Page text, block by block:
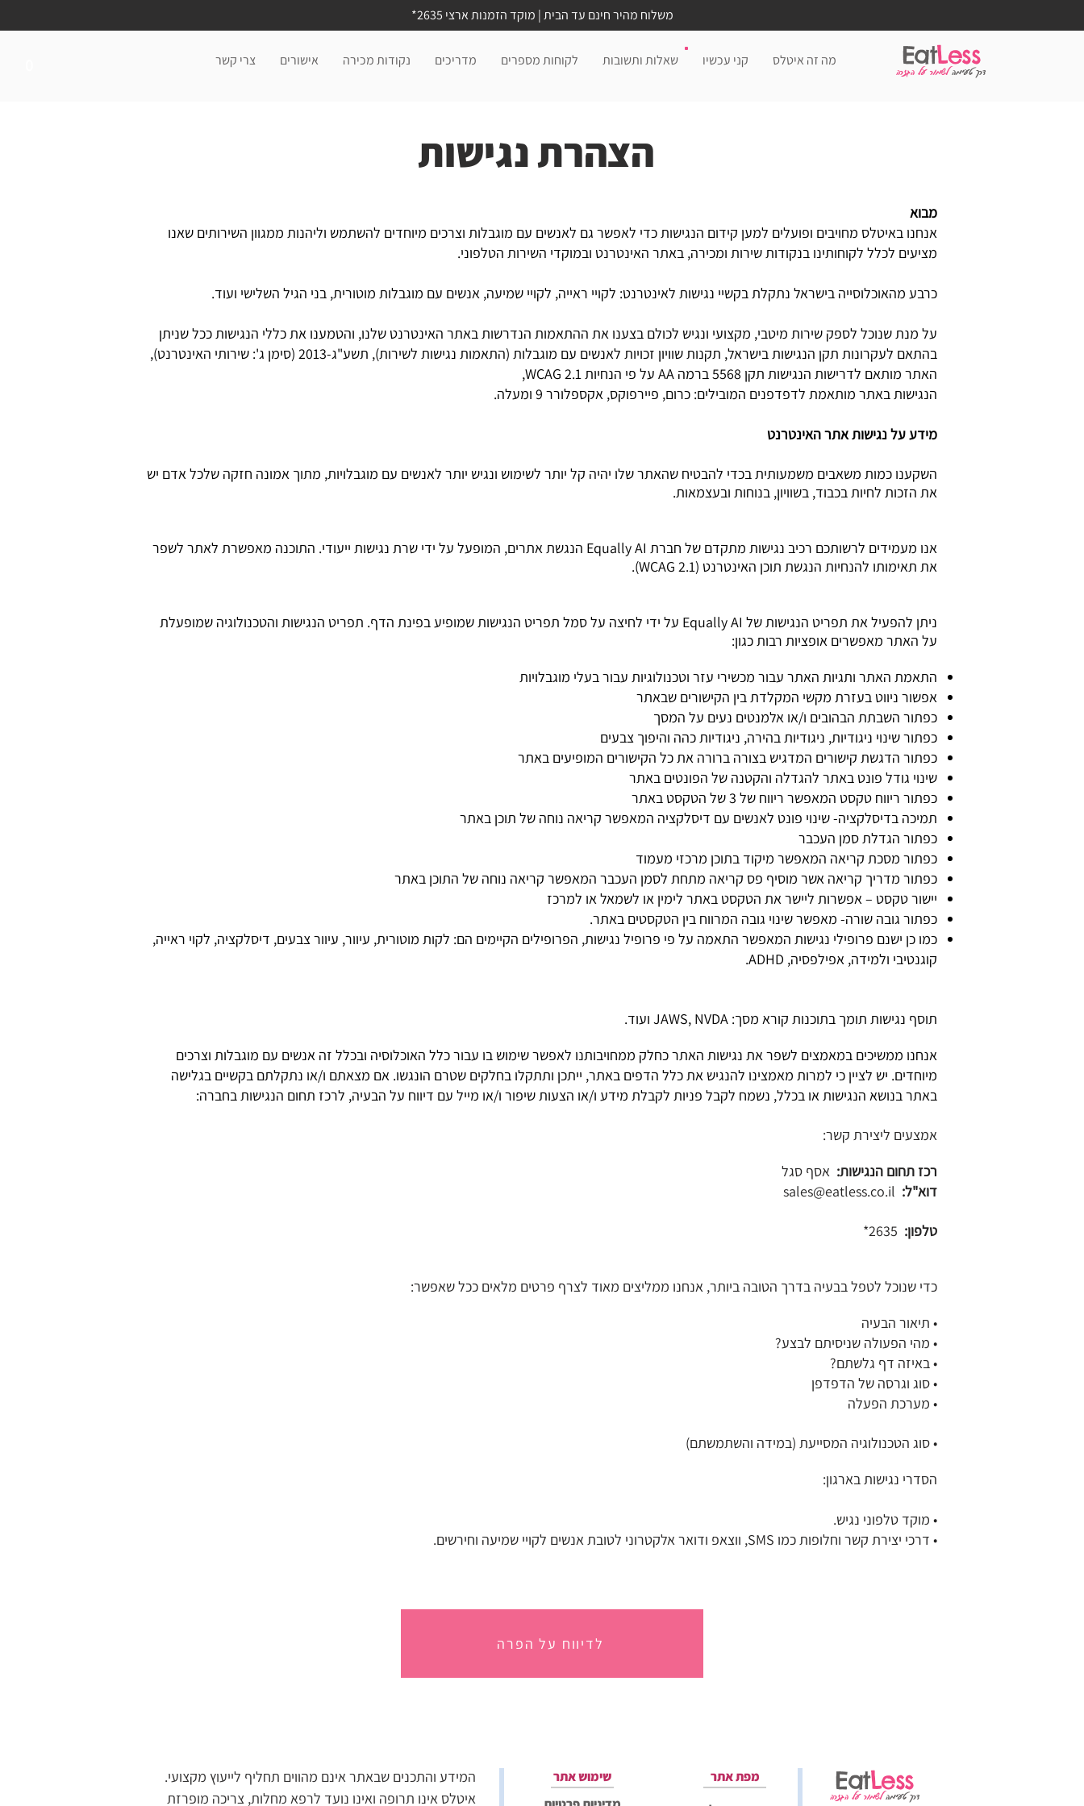
משלוח מהיר חינם עד הבית | מוקד הזמנות ארצי 2635*
מה זה איטלס קני עכשיו שאלות ותשובות לקוחות מספרים מדריכים נקודות מכירה אישורים צרי קשר
דרך טעימהלשמור על הגזרה
EatLess
הצהרת נגישות
מבוא
אנחנו באיטלס מחויבים ופועלים למען קידום הנגישות כדי לאפשר גם לאנשים עם מוגבלות וצרכים מיוחדים להשתמש וליהנות ממגוון השירותים שאנו
מציעים לכלל לקוחותינו בנקודות שירות ומכירה, באתר האינטרנט ובמוקדי השירות הטלפוני.
כרבע מהאוכלוסייה בישראל נתקלת בקשיי נגישות לאינטרנט: לקויי ראייה, לקויי שמיעה, אנשים עם מוגבלות מוטורית, בני הגיל השלישי ועוד.
על מנת שנוכל לספק שירות מיטבי, מקצועי ונגיש לכולם בצענו את ההתאמות הנדרשות באתר האינטרנט שלנו, והטמענו את כללי הנגישות ככל שניתן
בהתאם לעקרונות תקן הנגישות בישראל, תקנות שוויון זכויות לאנשים עם מוגבלות (התאמות נגישות לשירות), תשע"ג-2013 (סימן ג': שירותי האינטרנט),
האתר מותאם לדרישות הנגישות תקן 5568 ברמה AA על פי הנחיות WCAG 2.1,
הנגישות באתר מותאמת לדפדפנים המובילים: כרום, פיירפוקס, אקספלורר 9 ומעלה.
מידע על נגישות אתר האינטרנט
השקענו כמות משאבים משמעותית בכדי להבטיח שהאתר שלו יהיה קל יותר לשימוש ונגיש יותר לאנשים עם מוגבלויות, מתוך אמונה חזקה שלכל אדם יש
את הזכות לחיות בכבוד, בשוויון, בנוחות ובעצמאות.
אנו מעמידים לרשותכם רכיב נגישות מתקדם של חברת Equally AI הנגשת אתרים, המופעל על ידי שרת נגישות ייעודי. התוכנה מאפשרת לאתר לשפר
את תאימותו להנחיות הנגשת תוכן האינטרנט (WCAG 2.1).
ניתן להפעיל את תפריט הנגישות של Equally AI על ידי לחיצה על סמל תפריט הנגישות שמופיע בפינת הדף. תפריט הנגישות והטכנולוגיה שמופעלת
על האתר מאפשרים אופציות רבות כגון:
התאמת האתר ותגיות האתר עבור מכשירי עזר וטכנולוגיות עבור בעלי מוגבלויות
אפשור ניווט בעזרת מקשי המקלדת בין הקישורים שבאתר
כפתור השבתת הבהובים ו/או אלמנטים נעים על המסך
כפתור שינוי ניגודיות, ניגודיות בהירה, ניגודיות כהה והיפוך צבעים
כפתור הדגשת קישורים המדגיש בצורה ברורה את כל הקישורים המופיעים באתר
שינוי גודל פונט באתר להגדלה והקטנה של הפונטים באתר
כפתור ריווח טקסט המאפשר ריווח של 3 של הטקסט באתר
תמיכה בדיסלקציה- שינוי פונט לאנשים עם דיסלקציה המאפשר קריאה נוחה של תוכן באתר
כפתור הגדלת סמן העכבר
כפתור מסכת קריאה המאפשר מיקוד בתוכן מרכזי מעמוד
כפתור מדריך קריאה אשר מוסיף פס קריאה מתחת לסמן העכבר המאפשר קריאה נוחה של התוכן באתר
יישור טקסט – אפשרות ליישר את הטקסט באתר לימין או לשמאל או למרכז
כפתור גובה שורה- מאפשר שינוי גובה המרווח בין הטקסטים באתר.
כמו כן ישנם פרופילי נגישות המאפשר התאמה על פי פרופיל נגישות, הפרופילים הקיימים הם: לקות מוטורית, עיוור, עיוור צבעים, דיסלקציה, לקוי ראייה,
קוגנטיבי ולמידה, אפילפסיה, ADHD.
תוסף נגישות תומך בתוכנות קורא מסך: JAWS, NVDA ועוד.
אנחנו ממשיכים במאמצים לשפר את נגישות האתר כחלק ממחויבותנו לאפשר שימוש בו עבור כלל האוכלוסיה ובכלל זה אנשים עם מוגבלות וצרכים
מיוחדים. יש לציין כי למרות מאמצינו להנגיש את כלל הדפים באתר, ייתכן ותתקלו בחלקים שטרם הונגשו. אם מצאתם ו/או נתקלתם בקשיים בגלישה
באתר בנושא הנגישות או בכלל, נשמח לקבל פניות לקבלת מידע ו/או הצעות שיפור ו/או מייל עם דיווח על הבעיה, לרכז תחום הנגישות בחברה:
אמצעים ליצירת קשר:
רכז תחום הנגישות: אסף סגל
דוא"ל: sales@eatless.co.il
טלפון:
כדי שנוכל לטפל בבעיה בדרך הטובה ביותר, אנחנו ממליצים מאוד לצרף פרטים מלאים ככל שאפשר:
• תיאור הבעיה
• מהי הפעולה שניסיתם לבצע?
• באיזה דף גלשתם?
• סוג וגרסה של הדפדפן
• מערכת הפעלה
• סוג הטכנולוגיה המסייעת (במידה והשתמשתם)
הסדרי נגישות בארגון:
• מוקד טלפוני נגיש.
• דרכי יצירת קשר וחלופות כמו SMS, ווצאפ ודואר אלקטרוני לטובת אנשים לקויי שמיעה וחירשים.
לדיווח על הפרה
המידע והתכנים שבאתר אינם מהווים תחליף לייעוץ מקצועי.
איטלס אינו תרופה ואינו נועד לרפא מחלות, צריכה מופרזת
שימוש אתר
מפת אתר
דרך טעימהלשמור על הגזרה
EatLess